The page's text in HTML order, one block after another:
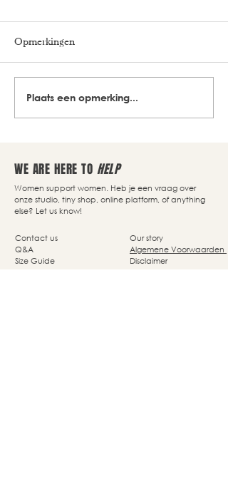
Opmerkingen
Plaats een opmerking...
WE ARE HERE TO HELP
Women support women. Heb je een vraag over
onze studio, tiny shop, online platform, of anything
else? Let us know!
Our story
Algemene Voorwaarden
Disclaimer
Contact us
Q&A
Size Guide